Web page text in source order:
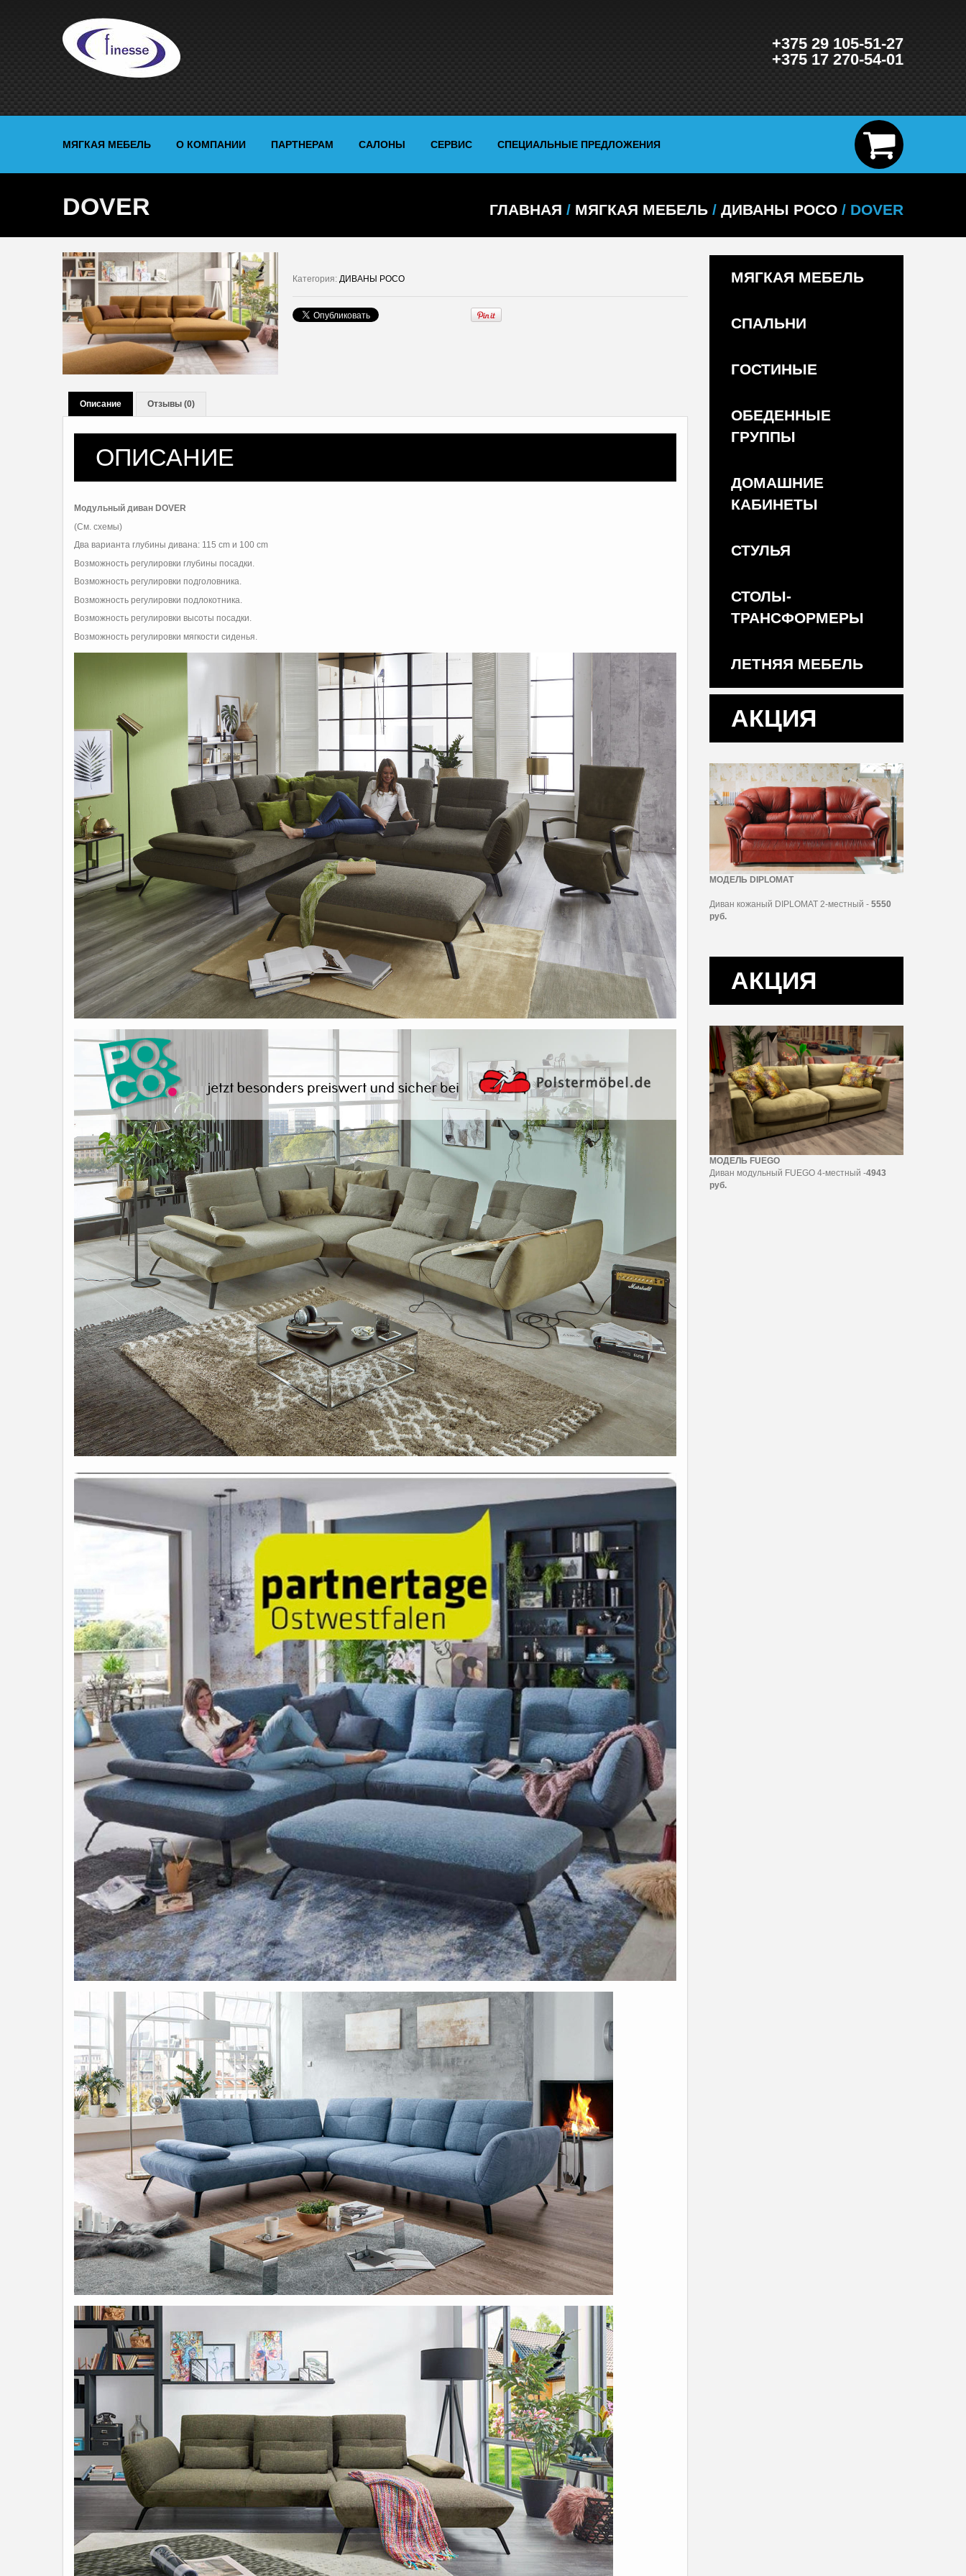
+375 29 105-51-27
+375 17 270-54-01
МЯГКАЯ МЕБЕЛЬ О КОМПАНИИ ПАРТНЕРАМ САЛОНЫ СЕРВИС СПЕЦИАЛЬНЫЕ ПРЕДЛОЖЕНИЯ
DOVER ГЛАВНАЯ / МЯГКАЯ МЕБЕЛЬ / ДИВАНЫ POCO / DOVER
Категория: ДИВАНЫ POCO
Описание Отзывы (0)
ОПИСАНИЕ
Модульный диван DOVER
(См. схемы)
Два варианта глубины дивана: 115 cm и 100 cm
Возможность регулировки глубины посадки.
Возможность регулировки подголовника.
Возможность регулировки подлокотника.
Возможность регулировки высоты посадки.
Возможность регулировки мягкости сиденья.
МЯГКАЯ МЕБЕЛЬ
СПАЛЬНИ
ГОСТИНЫЕ
ОБЕДЕННЫЕ
ГРУППЫ
ДОМАШНИЕ
КАБИНЕТЫ
СТУЛЬЯ
СТОЛЫ-
ТРАНСФОРМЕРЫ
ЛЕТНЯЯ МЕБЕЛЬ
АКЦИЯ
МОДЕЛЬ DIPLOMAT
Диван кожаный DIPLOMAT 2-местный - 5550
руб.
АКЦИЯ
МОДЕЛЬ FUEGO
Диван модульный FUEGO 4-местный -4943
руб.